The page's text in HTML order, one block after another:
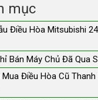
mục
Điều Hòa Mitsubishi
Bán Máy Chủ Đã Qua
Điều Hòa Cũ Thanh